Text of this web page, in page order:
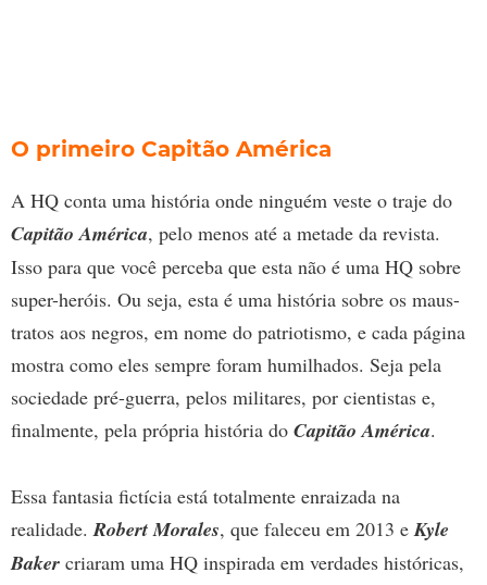
O primeiro Capitão América
A HQ conta uma história onde ninguém veste o traje do
Capitão América, pelo menos até a metade da revista.
Isso para que você perceba que esta não é uma HQ sobre
super-heróis. Ou seja, esta é uma história sobre os maus-
tratos aos negros, em nome do patriotismo, e cada página
mostra como eles sempre foram humilhados. Seja pela
sociedade pré-guerra, pelos militares, por cientistas e,
finalmente, pela própria história do Capitão América.
Essa fantasia fictícia está totalmente enraizada na
realidade.Robert Morales, que faleceu em 2013 eKyle
Baker criaram uma HQ inspirada em verdades históricas,